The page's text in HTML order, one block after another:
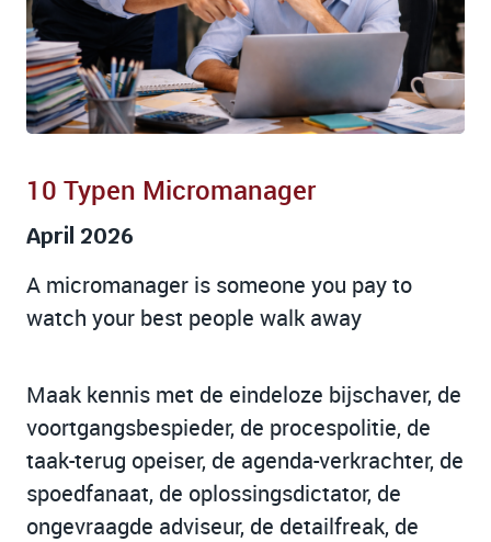
10 Typen Micromanager
April 2026
A micromanager is someone you pay to
watch your best people walk away
Maak kennis met de eindeloze bijschaver, de
voortgangsbespieder, de procespolitie, de
taak-terug opeiser, de agenda-verkrachter, de
spoedfanaat, de oplossingsdictator, de
ongevraagde adviseur, de detailfreak, de